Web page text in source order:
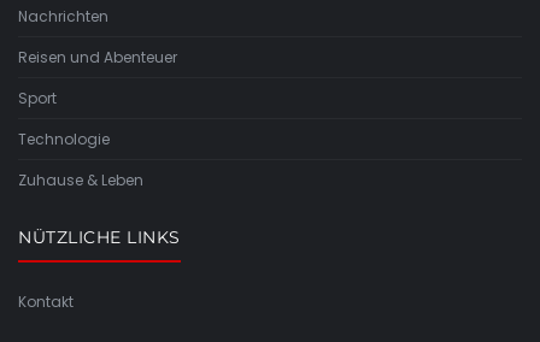
Nachrichten
Reisen und Abenteuer
Sport
Technologie
Zuhause & Leben
NÜTZLICHE LINKS
Kontakt